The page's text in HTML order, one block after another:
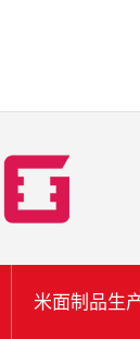
米面制品生